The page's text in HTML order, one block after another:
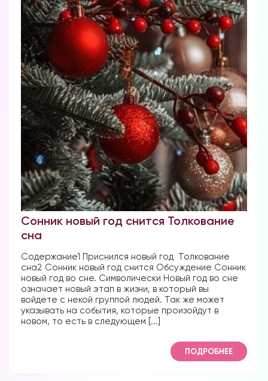
Сонник новый год снится Толкование
сна
Содержание1 Приснился новый год Толкование
сна2 Сонник новый год снится Обсуждение Сонник
новый год во сне. Символически Новый год во сне
означает новый этап в жизни, в который вы
войдете с некой группой людей. Так же может
указывать на события, которые произойдут в
новом, то есть в следующем [...]
ПОДРОБНЕЕ